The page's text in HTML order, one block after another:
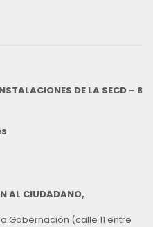
DE LA SECD – 8
AL CIUDADANO,
Gobernación (calle 11 entre